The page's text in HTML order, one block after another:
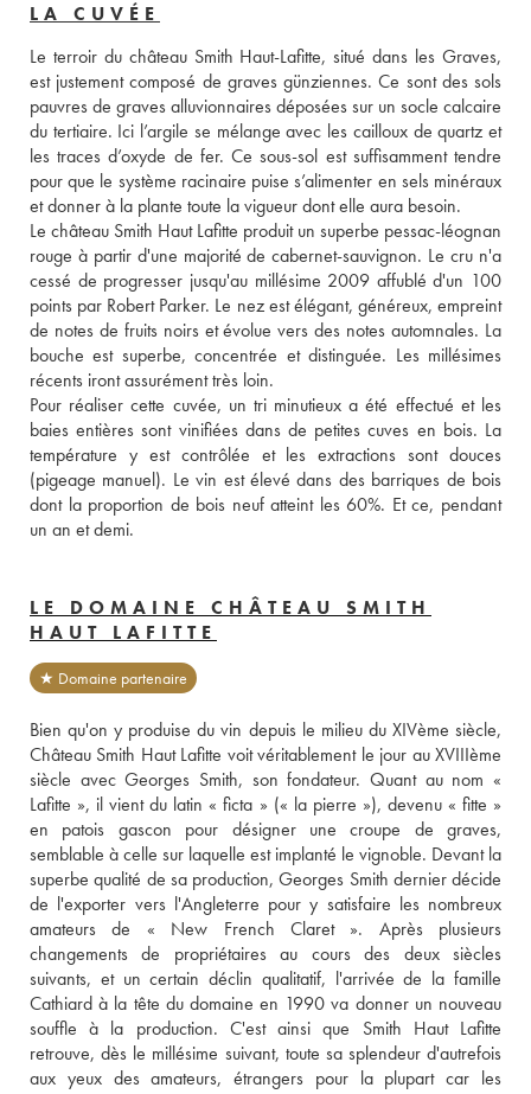
LA CUVÉE
Le terroir du château Smith Haut-Lafitte, situé dans les Graves,
est justement composé de graves günziennes. Ce sont des sols
pauvres de graves alluvionnaires déposées sur un socle calcaire
du tertiaire. Ici l’argile se mélange avec les cailloux de quartz et
les traces d’oxyde de fer. Ce sous-sol est suffisamment tendre
pour que le système racinaire puise s’alimenter en sels minéraux
et donner à la plante toute la vigueur dont elle aura besoin.
Le château Smith Haut Lafitte produit un superbe pessac-léognan
rouge à partir d'une majorité de cabernet-sauvignon. Le cru n'a
cessé de progresser jusqu'au millésime 2009 affublé d'un 100
points par Robert Parker. Le nez est élégant, généreux, empreint
de notes de fruits noirs et évolue vers des notes automnales. La
bouche est superbe, concentrée et distinguée. Les millésimes
récents iront assurément très loin.
Pour réaliser cette cuvée, un tri minutieux a été effectué et les
baies entières sont vinifiées dans de petites cuves en bois. La
température y est contrôlée et les extractions sont douces
(pigeage manuel). Le vin est élevé dans des barriques de bois
dont la proportion de bois neuf atteint les 60%. Et ce, pendant
un an et demi.
LE DOMAINE CHÂTEAU SMITH
HAUT LAFITTE
★ Domaine partenaire
Bien qu'on y produise du vin depuis le milieu du XIVème siècle,
Château Smith Haut Lafitte voit véritablement le jour au XVIIIème
siècle avec Georges Smith, son fondateur. Quant au nom «
Lafitte », il vient du latin « ficta » (« la pierre »), devenu « fitte »
en patois gascon pour désigner une croupe de graves,
semblable à celle sur laquelle est implanté le vignoble. Devant la
superbe qualité de sa production, Georges Smith dernier décide
de l'exporter vers l'Angleterre pour y satisfaire les nombreux
amateurs de « New French Claret ». Après plusieurs
changements de propriétaires au cours des deux siècles
suivants, et un certain déclin qualitatif, l'arrivée de la famille
Cathiard à la tête du domaine en 1990 va donner un nouveau
souffle à la production. C'est ainsi que Smith Haut Lafitte
retrouve, dès le millésime suivant, toute sa splendeur d'autrefois
aux yeux des amateurs, étrangers pour la plupart car les